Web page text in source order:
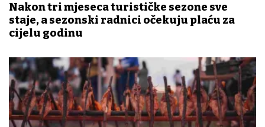
Nakon tri mjeseca turističke sezone sve
staje, a sezonski radnici očekuju plaću za
cijelu godinu